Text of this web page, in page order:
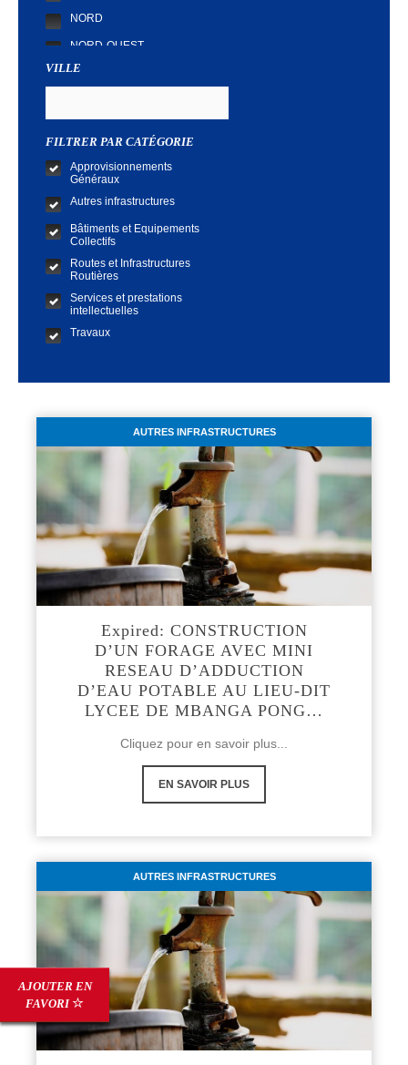
NORD
NORD-OUEST
SUD
VILLE
FILTRER PAR CATÉGORIE
Approvisionnements
Généraux
Autres infrastructures
Bâtiments et Equipements
Collectifs
Routes et Infrastructures
Routières
Services et prestations
intellectuelles
Travaux
AUTRES INFRASTRUCTURES
Expired: CONSTRUCTION
D’UN FORAGE AVEC MINI
RESEAU D’ADDUCTION
D’EAU POTABLE AU LIEU-DIT
LYCEE DE MBANGA PONG…
Cliquez pour en savoir plus...
EN SAVOIR PLUS
AUTRES INFRASTRUCTURES
AJOUTER EN
FAVORI